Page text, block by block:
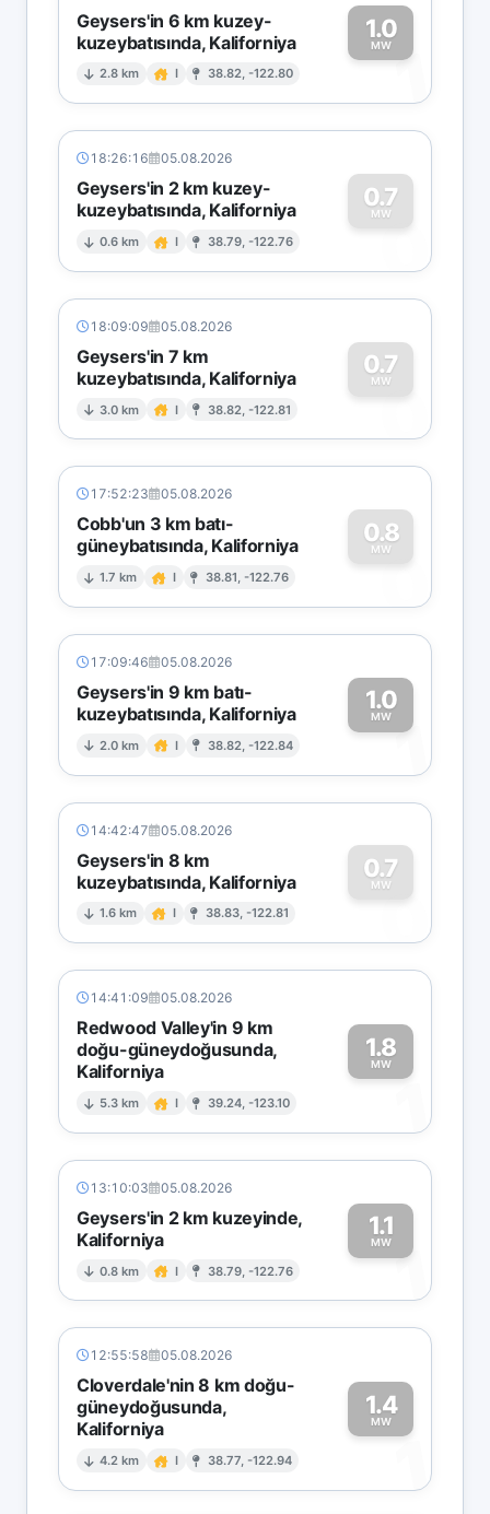
Geysers'in 6 km kuzey-
kuzeybatısında, Kaliforniya
2.8 km I 38.82, -122.80
1.0
MW1
18:26:16 05.08.2026
Geysers'in 2 km kuzey-
kuzeybatısında, Kaliforniya
0.6 km I 38.79, -122.76
0.7
MW
0
18:09:09 05.08.2026
Geysers'in 7 km
kuzeybatısında, Kaliforniya
3.0 km I 38.82, -122.81
0.7
MW
0
17:52:23 05.08.2026
Cobb'un 3 km batı-
güneybatısında, Kaliforniya
1.7 km I 38.81, -122.76
0.8
MW
0
17:09:46 05.08.2026
Geysers'in 9 km batı-
kuzeybatısında, Kaliforniya
2.0 km I 38.82, -122.84
1.0
MW1
14:42:47 05.08.2026
Geysers'in 8 km
kuzeybatısında, Kaliforniya
1.6 km I 38.83, -122.81
0.7
MW
0
14:41:09 05.08.2026
Redwood Valley'in 9 km
doğu-güneydoğusunda,
Kaliforniya
5.3 km I 39.24, -123.10
1.8
MW
1
13:10:03 05.08.2026
Geysers'in 2 km kuzeyinde,
Kaliforniya
0.8 km I 38.79, -122.76
1.1
MW1
12:55:58 05.08.2026
Cloverdale'nin 8 km doğu-
güneydoğusunda,
Kaliforniya
4.2 km I 38.77, -122.94
1.4
MW
1